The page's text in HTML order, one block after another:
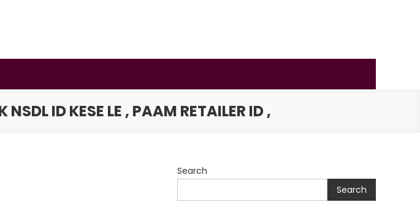
ID KESE LE , PAAM RETAILER ID ,
Search
Search